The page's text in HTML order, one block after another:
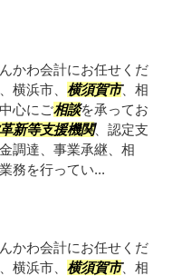
かわ会計にお任せくだ
横浜市、 横須賀市、相
心にご相談を承ってお
新等支援機関、認定支
調達、事業承継、相
務を行ってい...
かわ会計にお任せくだ
横浜市、 横須賀市、相